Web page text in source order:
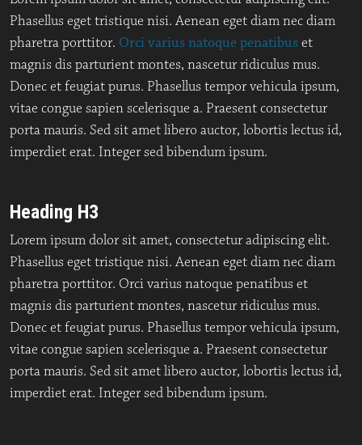
Phasellus eget tristique nisi. Aenean eget diam nec diam
pharetra porttitor. Orci varius natoque penatibuset
magnis dis parturient montes, nascetur ridiculus mus.
Donec et feugiat purus. Phasellus tempor vehicula ipsum,
vitae congue sapien scelerisque a. Praesent consectetur
porta mauris. Sed sit amet libero auctor, lobortis lectus id,
imperdiet erat. Integer sed bibendum ipsum.
Heading H3
Lorem ipsum dolor sit amet, consectetur adipiscing elit.
Phasellus eget tristique nisi. Aenean eget diam nec diam
pharetra porttitor. Orci varius natoque penatibus et
magnis dis parturient montes, nascetur ridiculus mus.
Donec et feugiat purus. Phasellus tempor vehicula ipsum,
vitae congue sapien scelerisque a. Praesent consectetur
porta mauris. Sed sit amet libero auctor, lobortis lectus id,
imperdiet erat. Integer sed bibendum ipsum.